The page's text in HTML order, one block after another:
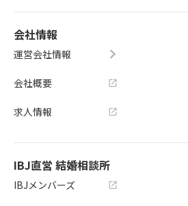
会社情報
運営会社情報
会社概要
求人情報
IBJ直営 結婚相談所
IBJメンバーズ